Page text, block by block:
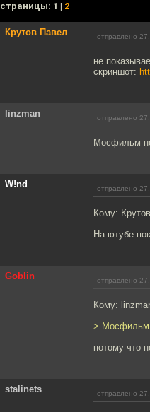
cтраницы: 1 | 2
Крутов Павел отправлено
не
скриншот:
linzman отправлено
Мосфильм
W!nd отправлено
Кому:
На ютубе
Goblin отправлено
Кому:
> Мосфильм
потому что
stalinets отправлено